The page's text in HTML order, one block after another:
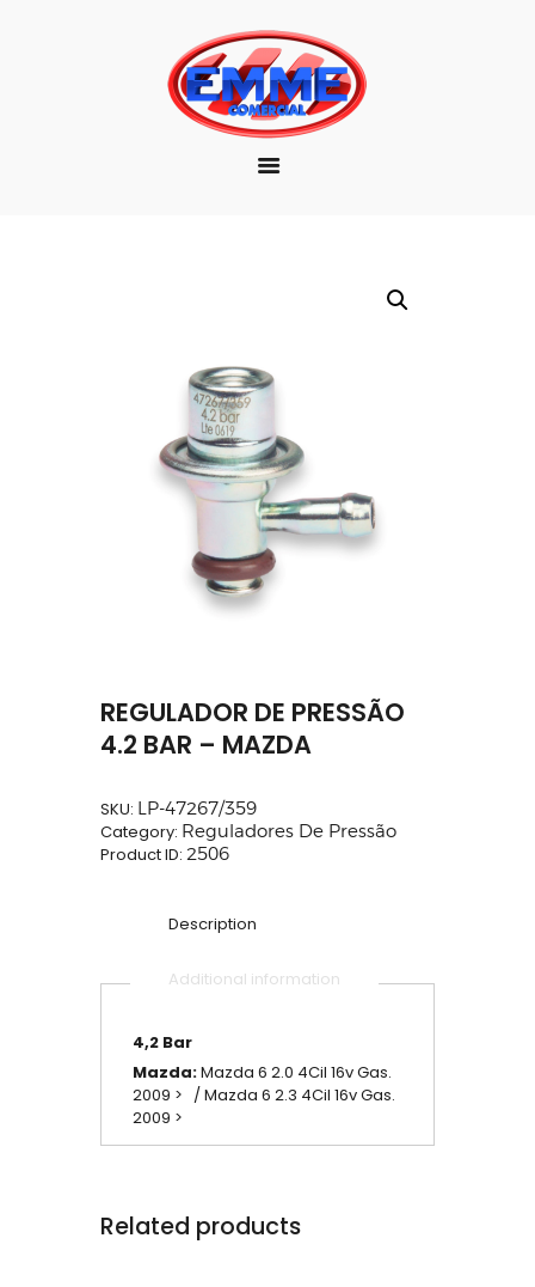
EMPRESA
MARCAS
PRODUTOS
REGULADOR DE PRESSÃO
4.2 BAR – MAZDA
SKU: LP-47267/359
Category: Reguladores De Pressão
Product ID: 2506
Description
Additional information
4,2 Bar
Mazda:Mazda 6 2.0 4Cil 16v Gas.
2009 > / Mazda 6 2.3 4Cil 16v Gas.
2009 >
Related products